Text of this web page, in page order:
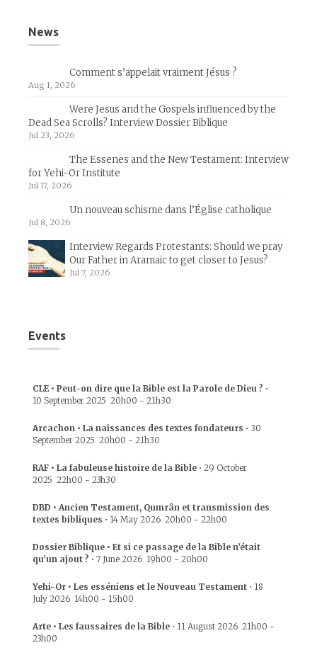
News
Comment s’appelait vraiment Jésus ?
Aug 1, 2026
Were Jesus and the Gospels influenced by the
Dead Sea Scrolls? Interview Dossier Biblique
Jul 23, 2026
The Essenes and the New Testament: Interview
for Yehi-Or Institute
Jul 17, 2026
Un nouveau schisme dans l’Église catholique
Jul 8, 2026
Interview Regards Protestants: Should we pray
Our Father in Aramaic to get closer to Jesus?
Jul 7, 2026
Events
CLE • Peut-on dire que la Bible est la Parole de Dieu ? •
10 September 2025 20h00 - 21h30
Arcachon • La naissances des textes fondateurs • 30
September 2025 20h00 - 21h30
RAF • La fabuleuse histoire de la Bible • 29 October
2025 22h00 - 23h30
DBD • Ancien Testament, Qumrân et transmission des
textes bibliques • 14 May 2026 20h00 - 22h00
Dossier Biblique • Et si ce passage de la Bible n’était
qu’un ajout ? • 7 June 2026 19h00 - 20h00
Yehi-Or • Les esséniens et le Nouveau Testament • 18
July 2026 14h00 - 15h00
Arte • Les faussaires de la Bible • 11 August 2026 21h00 -
23h00